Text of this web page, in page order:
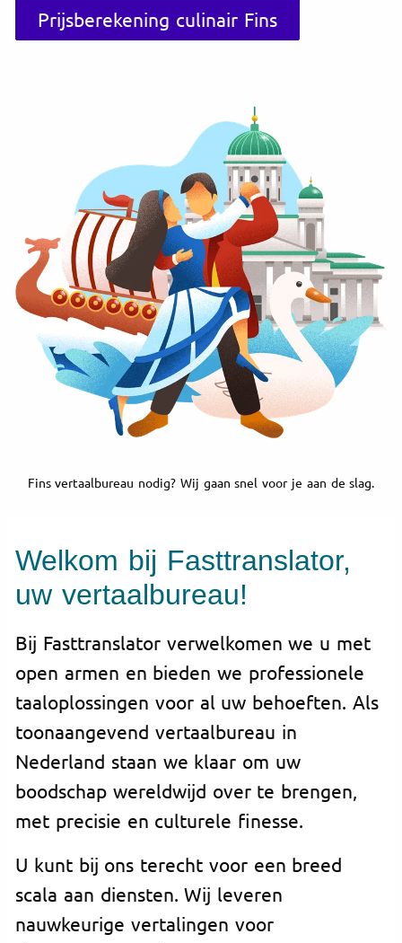
Prijsberekening culinair Fins
Fins vertaalbureau nodig? Wij gaan snel voor je aan de slag.
Welkom bij Fasttranslator,
uw vertaalbureau!
Bij Fasttranslator verwelkomen we u met
open armen en bieden we professionele
taaloplossingen voor al uw behoeften. Als
toonaangevend vertaalbureau in
Nederland staan we klaar om uw
boodschap wereldwijd over te brengen,
met precisie en culturele finesse.
U kunt bij ons terecht voor een breed
scala aan diensten. Wij leveren
nauwkeurige vertalingen voor